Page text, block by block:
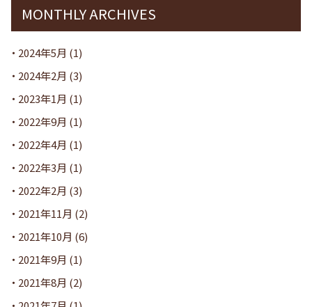
MONTHLY ARCHIVES
2024年5月 (1)
2024年2月 (3)
2023年1月 (1)
2022年9月 (1)
2022年4月 (1)
2022年3月 (1)
2022年2月 (3)
2021年11月 (2)
2021年10月 (6)
2021年9月 (1)
2021年8月 (2)